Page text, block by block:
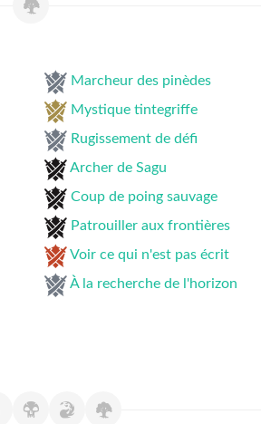
Marcheur des pinèdes
Mystique tintegriffe
Rugissement de défi
Archer de Sagu
Coup de poing sauvage
Patrouiller aux frontières
Voir ce qui n'est pas écrit
À la recherche de l'horizon